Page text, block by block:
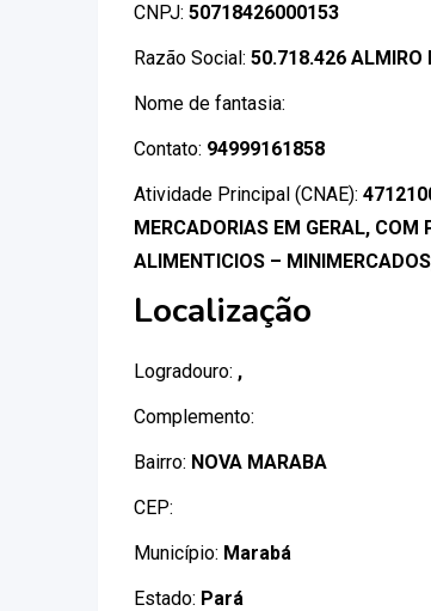
CNPJ: 50718426000153
Razão Social: 50.718.426 ALMIRO
Nome de fantasia:
Contato: 94999161858
Atividade Principal (CNAE):
MERCADORIAS EM GERAL,
ALIMENTICIOS –
Localização
Logradouro: ,
Complemento:
Bairro: NOVA MARABA
CEP:
Município: Marabá
Estado: Pará